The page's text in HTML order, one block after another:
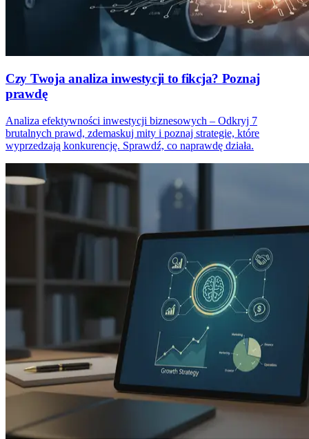
Czy Twoja analiza inwestycji to fikcja? Poznaj
prawdę
Analiza efektywności inwestycji biznesowych – Odkryj 7
brutalnych prawd, zdemaskuj mity i poznaj strategie, które
wyprzedzają konkurencję. Sprawdź, co naprawdę działa.